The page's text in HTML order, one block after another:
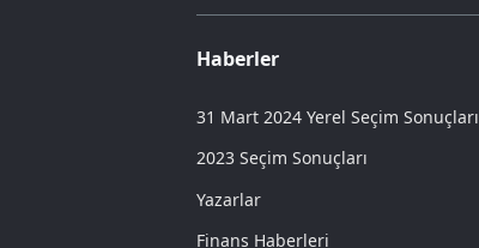
Haberler
31 Mart 2024 Yerel Seçim Sonuçları
2023 Seçim Sonuçları
Yazarlar
Finans Haberleri